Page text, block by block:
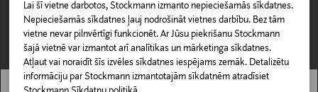
Lai šī vietne darbotos, Stockmann izmanto nepieciešamās sīkdatnes.
Nepieciešamās sīkdatnes ļauj nodrošināt vietnes darbību. Bez tām
vietne nevar pilnvērtīgi funkcionēt. Ar Jūsu piekrišanu Stockmann
šajā vietnē var izmantot arī analītikas un mārketinga sīkdatnes.
Atļaut vai noraidīt šīs izvēles sīkdatnes iespējams zemāk. Detalizētu
informāciju par Stockmann izmantotajām sīkdatnēm atradīsiet